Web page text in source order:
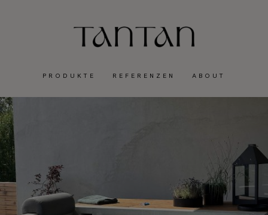
PRODUKTE REFERENZEN ABOUT